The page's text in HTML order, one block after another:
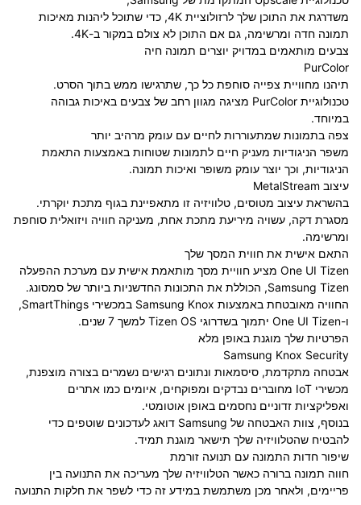
משדרגת את התוכן שלך לרזולוציית 4K, כדי שתוכל ליהנות מאיכות
תמונה חדה ומרשימה, גם אם התוכן לא צולם במקור ב-4K.
צבעים מותאמים במדויק יוצרים תמונה חיה
PurColor
תיהנו מחוויית צפייה סוחפת כל כך, שתרגישו ממש בתוך הסרט.
טכנולוגיית PurColor מציגה מגוון רחב של צבעים באיכות גבוהה
במיוחד.
צפה בתמונות שמתעוררות לחיים עם עומק מרהיב יותר
משפר הניגודיות מעניק חיים לתמונות שטוחות באמצעות התאמת
הניגודיות, וכך יוצר עומק משופר ואיכות תמונה.
עיצוב MetalStream
בהשראת עיצוב מטוסים, טלוויזיה זו מתאפיינת בגוף מתכת יוקרתי.
מסגרת דקה, עשויה מיריעת מתכת אחת, מעניקה חוויה ויזואלית סוחפת
ומרשימה.
התאם אישית את חווית המסך שלך
One UI Tizen מציע חוויית מסך מותאמת אישית עם מערכת ההפעלה
Samsung Tizen, הכוללת את התכונות החדשניות ביותר של סמסונג.
החוויה מאובטחת באמצעות Samsung Knox במכשירי SmartThings,
ו-One UI Tizen יתמוך בשדרוגי Tizen OS למשך 7 שנים.
הפרטיות שלך מוגנת באופן מלא
Samsung Knox Security
אבטחה מתקדמת, סיסמאות ונתונים רגישים נשמרים בצורה מוצפנת,
מכשירי IoT מחוברים נבדקים ומפוקחים, איומים כמו אתרים
ואפליקציות זדוניים נחסמים באופן אוטומטי.
בנוסף, צוות האבטחה של Samsung דואג לעדכונים שוטפים כדי
להבטיח שהטלוויזיה שלך תישאר מוגנת תמיד.
שיפור חדות התמונה עם תנועה זורמת
חווה תמונה ברורה כאשר הטלוויזיה שלך מעריכה את התנועה בין
פריימים, ולאחר מכן משתמשת במידע זה כדי לשפר את חלקות התנועה